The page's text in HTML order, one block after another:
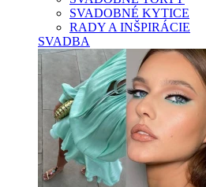
SVADOBNÉ KYTICE
RADY A INŠPIRÁCIE
SVADBA